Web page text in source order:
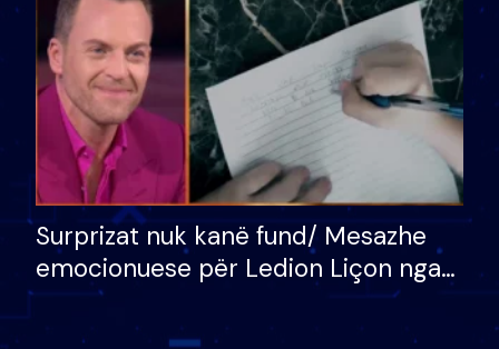
Surprizat nuk kanë fund/ Mesazhe
emocionuese për Ledion Liçon nga
nëna dhe fëmijët e tij, moderatori
nuk i mban dot lotët: Nuk meritoj…